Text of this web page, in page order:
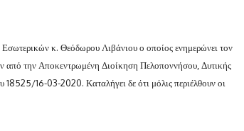
κ. Θεόδωρου Λιβάνιου ο οποίος ενημερώνει τον
από την Αποκεντρωμένη Διοίκηση Πελοποννήσου, Δυτικής
16-03-2020. Καταλήγει δε ότι μόλις περιέλθουν οι